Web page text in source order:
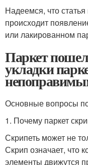
Надеемся, что
происходит
или лакированном
Паркет
укладки
Основные вопросы
1. Почему паркет
Скрипеть может не
Скрип означает, что
элементы движутся